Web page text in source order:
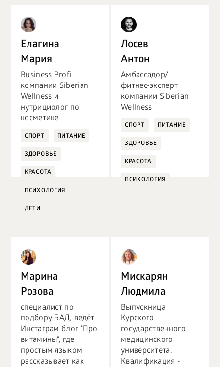
Елагина
Мария
Business Profi
компании Siberian
Wellness и
нутрициолог по
косметике
СПОРТ ПИТАНИЕ
ЗДОРОВЬЕ
КРАСОТА
ПСИХОЛОГИЯ
ДЕТИ
Лосев
Антон
Амбассадор/
фитнес-эксперт
компании Siberian
Wellness
СПОРТ ПИТАНИЕ
ЗДОРОВЬЕ
КРАСОТА
ПСИХОЛОГИЯ
Марина
Розова
специалист по
подбору БАД, ведёт
Инстаграм блог "Про
витамины", где
простым языком
рассказывает как
Мискарян
Людмила
Выпускница
Курского
государственного
медицинского
университета.
Квалификация -